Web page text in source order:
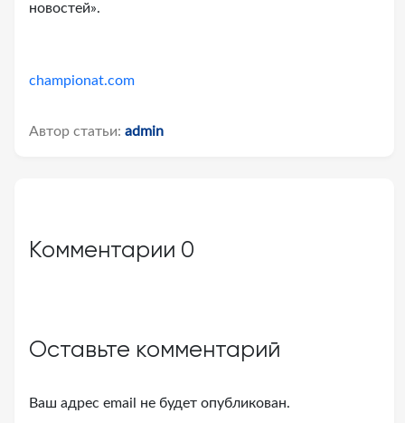
новостей».
championat.com
Автор статьи: admin
Комментарии 0
Оставьте комментарий
Ваш адрес email не будет опубликован.